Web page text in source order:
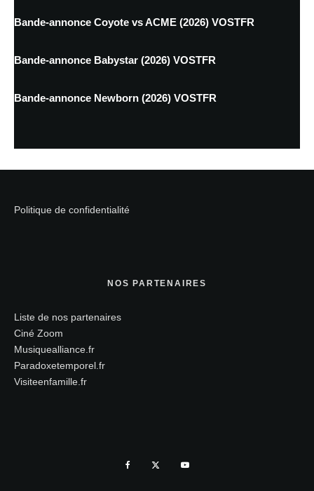
Bande-annonce Coyote vs ACME (2026) VOSTFR
Bande-annonce Babystar (2026) VOSTFR
Bande-annonce Newborn (2026) VOSTFR
Politique de confidentialité
NOS PARTENAIRES
Liste de nos partenaires
Ciné Zoom
Musiquealliance.fr
Paradoxetemporel.fr
Visiteenfamille.fr